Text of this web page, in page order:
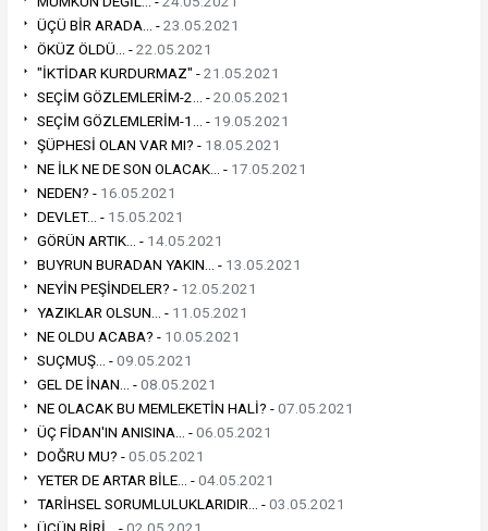
ÜÇÜ BİR ARADA... -23.05.2021
ÖKÜZ ÖLDÜ... -22.05.2021
"İKTİDAR KURDURMAZ" -21.05.2021
SEÇİM GÖZLEMLERİM-2... -20.05.2021
SEÇİM GÖZLEMLERİM-1... - 19.05.2021
ŞÜPHESİ OLAN VAR MI? - 18.05.2021
NE İLK NE DE SON OLACAK... - 17.05.2021
NEDEN? - 16.05.2021
DEVLET... - 15.05.2021
GÖRÜN ARTIK... - 14.05.2021
BUYRUN BURADAN YAKIN... - 13.05.2021
NEYİN PEŞİNDELER? - 12.05.2021
YAZIKLAR OLSUN... - 11.05.2021
NE OLDU ACABA? - 10.05.2021
SUÇMUŞ... -09.05.2021
GEL DE İNAN... -08.05.2021
NE OLACAK BU MEMLEKETİN HALİ? -07.05.2021
ÜÇ FİDAN'IN ANISINA... -06.05.2021
DOĞRU MU? -05.05.2021
YETER DE ARTAR BİLE... -04.05.2021
TARİHSEL SORUMLULUKLARIDIR... -03.05.2021